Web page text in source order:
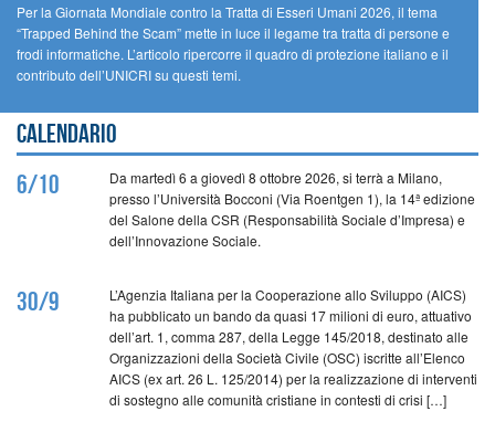
Per la Giornata Mondiale contro la Tratta di Esseri Umani 2026, il tema
“Trapped Behind the Scam” mette in luce il legame tra tratta di persone e
frodi informatiche. L’articolo ripercorre il quadro di protezione italiano e il
contributo dell’UNICRI su questi temi.
Calendario
6/10
Da martedì 6 a giovedì 8 ottobre 2026, si terrà a Milano,
presso l’Università Bocconi (Via Roentgen 1), la 14ª edizione
del Salone della CSR (Responsabilità Sociale d’Impresa) e
dell’Innovazione Sociale.
30/9
L’Agenzia Italiana per la Cooperazione allo Sviluppo (AICS)
ha pubblicato un bando da quasi 17 milioni di euro, attuativo
dell’art. 1, comma 287, della Legge 145/2018, destinato alle
Organizzazioni della Società Civile (OSC) iscritte all’Elenco
AICS (ex art. 26 L. 125/2014) per la realizzazione di interventi
di sostegno alle comunità cristiane in contesti di crisi […]